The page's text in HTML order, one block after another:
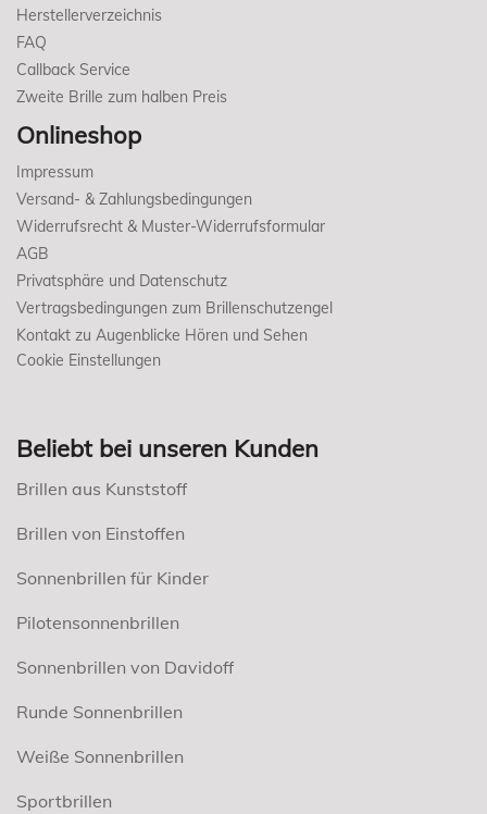
Herstellerverzeichnis
FAQ
Callback Service
Zweite Brille zum halben Preis
Onlineshop
Impressum
Versand- & Zahlungsbedingungen
Widerrufsrecht & Muster-Widerrufsformular
AGB
Privatsphäre und Datenschutz
Vertragsbedingungen zum Brillenschutzengel
Kontakt zu Augenblicke Hören und Sehen
Cookie Einstellungen
Beliebt bei unseren Kunden
Brillen aus Kunststoff
Brillen von Einstoffen
Sonnenbrillen für Kinder
Pilotensonnenbrillen
Sonnenbrillen von Davidoff
Runde Sonnenbrillen
Weiße Sonnenbrillen
Sportbrillen